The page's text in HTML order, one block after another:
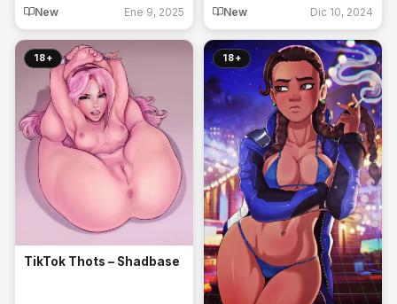
New Ene 9, 2025 New Dic 10, 2024
18+
TikTok Thots – Shadbase
18+